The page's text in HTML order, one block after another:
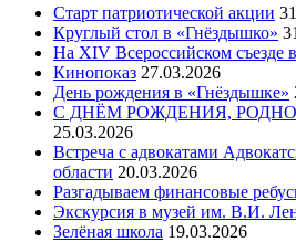
Старт патриотической акции
Круглый стол в «Гнёздышко»
На XIV Всероссийском съезде
Кинопоказ 27.03.2026
День рождения в «Гнёздышке»
С ДНЁМ РОЖДЕНИЯ,
25.03.2026
Встреча с адвокатами
области 20.03.2026
Разгадываем финансовые
Экскурсия в музей им. В.И.
Зелёная школа 19.03.2026